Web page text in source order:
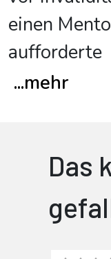
einen
aufforderte
...mehr
Das